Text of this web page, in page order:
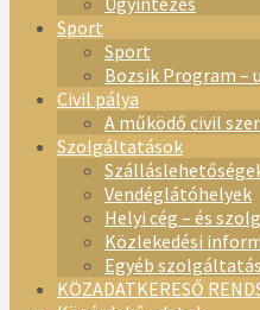
Sport
Sport
Bozsik Program –
Civil pálya
A működő civil
Szolgáltatások
Vendéglátóhelyek
Helyi cég – és
Közlekedési
Egyéb
KÖZADATKERESŐ